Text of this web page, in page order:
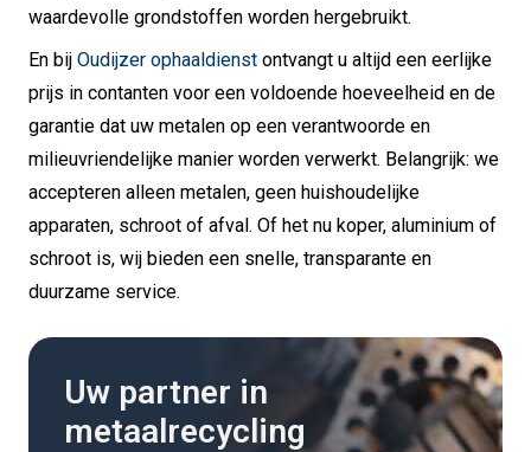
waardevolle grondstoffen worden hergebruikt.
En bij Oudijzer ophaaldienst ontvangt u altijd een eerlijke
prijs in contanten voor een voldoende hoeveelheid en de
garantie dat uw metalen op een verantwoorde en
milieuvriendelijke manier worden verwerkt. Belangrijk: we
accepteren alleen metalen, geen huishoudelijke
apparaten, schroot of afval. Of het nu koper, aluminium of
schroot is, wij bieden een snelle, transparante en
duurzame service.
Uw partner in
metaalrecycling